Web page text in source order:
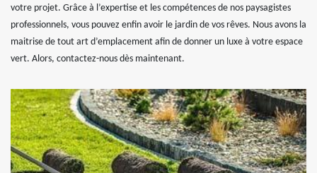
votre projet. Grâce à l’expertise et les compétences de nos paysagistes
professionnels, vous pouvez enfin avoir le jardin de vos rêves. Nous avons la
maitrise de tout art d’emplacement afin de donner un luxe à votre espace
vert. Alors, contactez-nous dès maintenant.